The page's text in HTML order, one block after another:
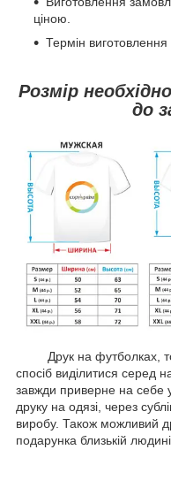
ціною.
Термін виготовлення
Розмір
до
Друк на футболках,
спосіб виділитися серед
завжди приверне на себе
друку на одязі, через
виробу. Також можливий
подарунка близькій